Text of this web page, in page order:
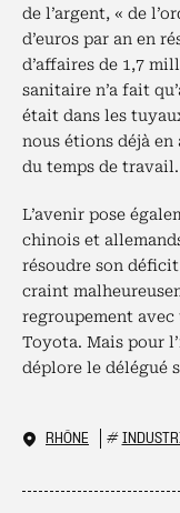
de l’argent, « de
d’euros par an en
d’affaires de 1,7
sanitaire n’a fait
était dans les
nous étions déjà
du temps de travail.
L’avenir pose
chinois et
résoudre son
craint
regroupement
Toyota. Mais pour
déplore le délégué
RHÔNE #